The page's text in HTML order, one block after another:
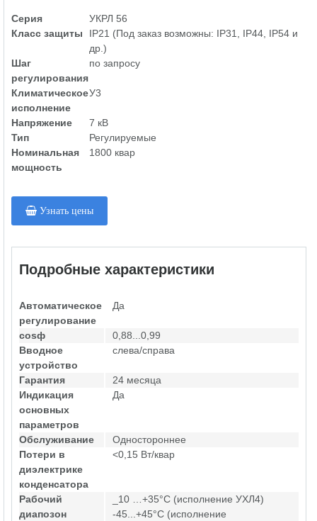
Серия
УКРЛ 56
Класс защиты
IP21 (Под заказ возможны: IP31, IP44, IP54 и
др.)
Шаг
регулирования
по запросу
Климатическое
исполнение
У3
Напряжение
7 кВ
Тип
Регулируемые
Номинальная
мощность
1800 квар
Узнать цены
Подробные характеристики
Автоматическое
регулирование
Да
cosф
0,88...0,99
Вводное
устройство
слева/справа
Гарантия
24 месяца
Индикация
основных
параметров
Да
Обслуживание
Одностороннее
Потери в
диэлектрике
конденсатора
<0,15 Вт/квар
Рабочий
диапозон
_10 …+35°С (исполнение УХЛ4)
-45...+45°С (исполнение